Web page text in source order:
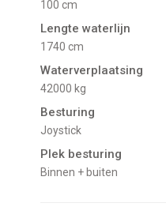
100 cm
Lengte waterlijn
1740 cm
Waterverplaatsing
42000 kg
Besturing
Joystick
Plek besturing
Binnen + buiten